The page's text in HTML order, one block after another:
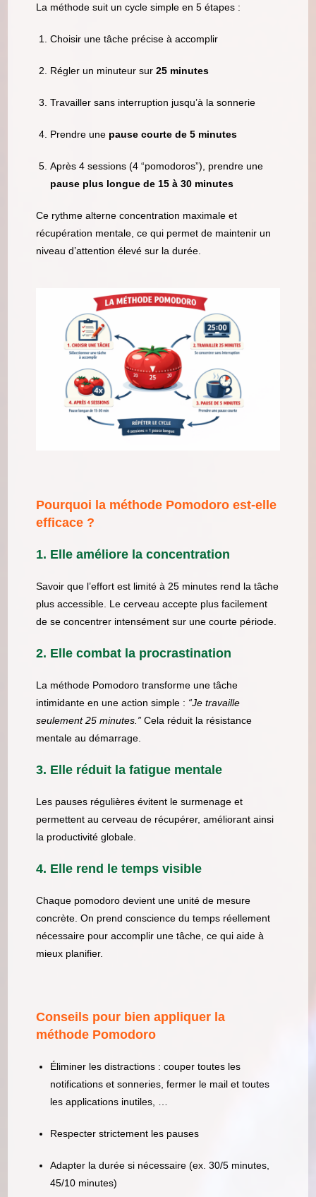
La méthode suit un cycle simple en 5 étapes :
Choisir une tâche précise à accomplir
Régler un minuteur sur25 minutes
Travailler sans interruption jusqu’à la sonnerie
Prendre une pause courte de 5 minutes
Après 4 sessions (4 “pomodoros”), prendre une
pause plus longue de 15 à 30 minutes
Ce rythme alterne concentration maximale et
récupération mentale, ce qui permet de maintenir un
niveau d’attention élevé sur la durée.
Pourquoi la méthode Pomodoro est-elle
efficace ?
1. Elle améliore la concentration
Savoir que l’effort est limité à 25 minutes rend la tâche
plus accessible. Le cerveau accepte plus facilement
de se concentrer intensément sur une courte période.
2. Elle combat la procrastination
La méthode Pomodoro transforme une tâche
intimidante en une action simple : “Je travaille
seulement 25 minutes.” Cela réduit la résistance
mentale au démarrage.
3. Elle réduit la fatigue mentale
Les pauses régulières évitent le surmenage et
permettent au cerveau de récupérer, améliorant ainsi
la productivité globale.
4. Elle rend le temps visible
Chaque pomodoro devient une unité de mesure
concrète. On prend conscience du temps réellement
nécessaire pour accomplir une tâche, ce qui aide à
mieux planifier.
Conseils pour bien appliquer la
méthode Pomodoro
Éliminer les distractions : couper toutes les
notifications et sonneries, fermer le mail et toutes
les applications inutiles, …
Respecter strictement les pauses
Adapter la durée si nécessaire (ex. 30/5 minutes,
45/10 minutes)